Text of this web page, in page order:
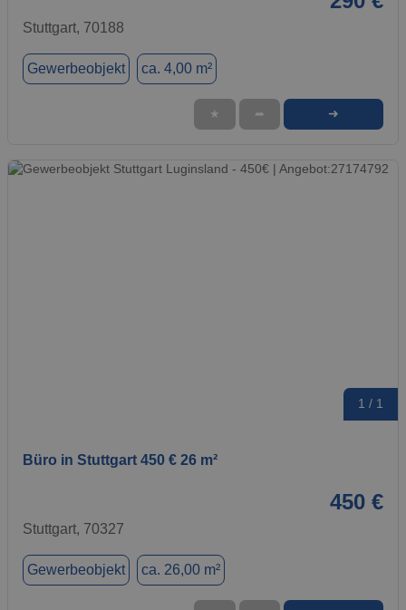
Stuttgart, 70188
Gewerbeobjekt ca. 4,00 m²
★ ➦ ➜
1 / 1
Büro in Stuttgart 450 € 26 m²
450 €
Stuttgart, 70327
Gewerbeobjekt ca. 26,00 m²